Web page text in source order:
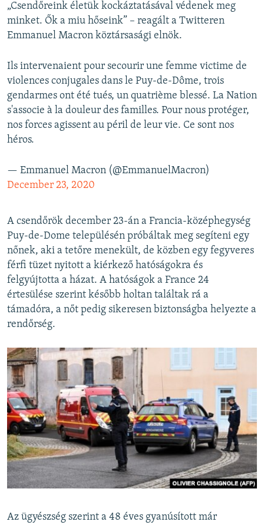
„Csendőreink életük kockáztatásával védenek meg
minket. Ők a miu hőseink” – reagált a Twitteren
Emmanuel Macron köztársasági elnök.
Ils intervenaient pour secourir une femme victime de
violences conjugales dans le Puy-de-Dôme, trois
gendarmes ont été tués, un quatrième blessé. La Nation
s'associe à la douleur des familles. Pour nous protéger,
nos forces agissent au péril de leur vie. Ce sont nos
héros.
— Emmanuel Macron (@EmmanuelMacron)
December 23, 2020
A csendőrök december 23-án a Francia-középhegység
Puy-de-Dome településén próbáltak meg segíteni egy
nőnek, aki a tetőre menekült, de közben egy fegyveres
férfi tüzet nyitott a kiérkező hatóságokra és
felgyújtotta a házat. A hatóságok a France 24
értesülése szerint később holtan találtak rá a
támadóra, a nőt pedig sikeresen biztonságba helyezte a
rendőrség.
Az ügyészség szerint a 48 éves gyanúsított már